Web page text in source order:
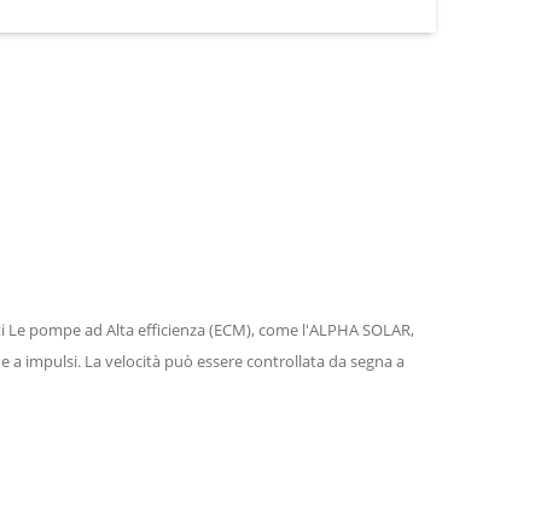
pompe ad Alta efficienza (ECM), come l'ALPHA SOLAR,
impulsi. La velocità può essere controllata da segna a